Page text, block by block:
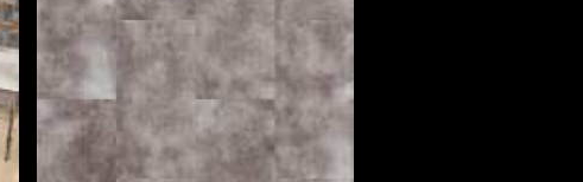
Classic
34
мм
ECO